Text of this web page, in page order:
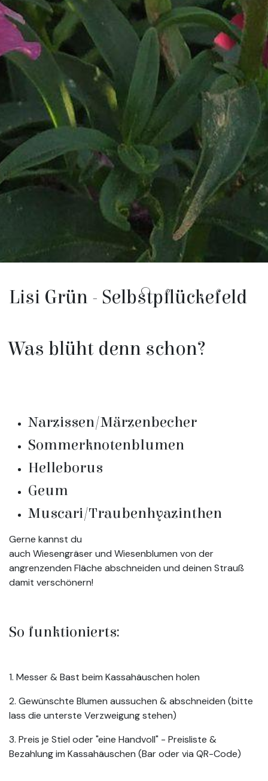
Lisi Grün - Selbstpflückefeld
Was blüht denn schon?
Narzissen/Märzenbecher
Sommerknotenblumen
Helleborus
Geum
Muscari/Traubenhyazinthen
Gerne kannst du
auch Wiesengräser und Wiesenblumen von der
angrenzenden Fläche abschneiden und deinen Strauß
damit verschönern!
So funktionierts:
1. Messer & Bast beim Kassahäuschen holen
2. Gewünschte Blumen aussuchen & abschneiden (bitte
lass die unterste Verzweigung stehen)
3. Preis je Stiel oder "eine Handvoll" - Preisliste &
Bezahlung im Kassahäuschen (Bar oder via QR-Code)